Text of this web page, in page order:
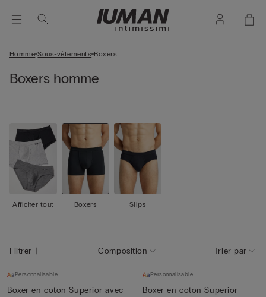
Homme Sous-vêtements Boxers
Boxers homme
Afficher tout Boxers Slips
Filtrer Composition Trier par
Personnalisable
Boxer en coton Superior avec
Personnalisable
Boxer en coton Superior